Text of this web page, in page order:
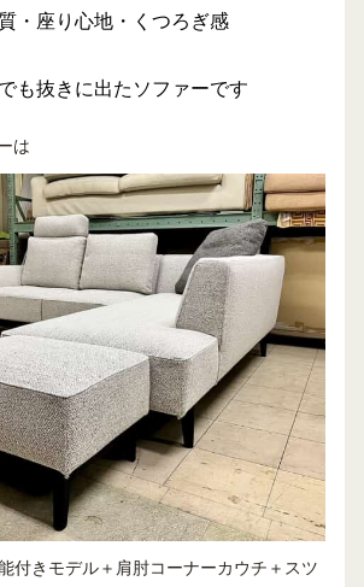
・座り心地・くつろぎ感
も抜きに出たソファーです
は
付きモデル＋肩肘コーナーカウチ＋スツ